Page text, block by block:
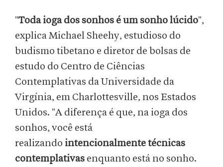
"Toda ioga dos sonhos é um sonho lúcido",
explica Michael Sheehy, estudioso do
budismo tibetano e diretor de bolsas de
estudo do Centro de Ciências
Contemplativas da Universidade da
Virgínia, em Charlottesville, nos Estados
Unidos. "A diferença é que, na ioga dos
sonhos, você está
realizando intencionalmente técnicas
contemplativas enquanto está no sonho.